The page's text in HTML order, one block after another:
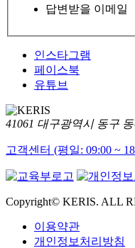
답변받을 이메일
인스타그램
페이스북
유튜브
41061 대구광역시 동구
고객센터 (평일: 09:00 ~
Copyright© KERIS. ALL
이용약관
개인정보처리방침